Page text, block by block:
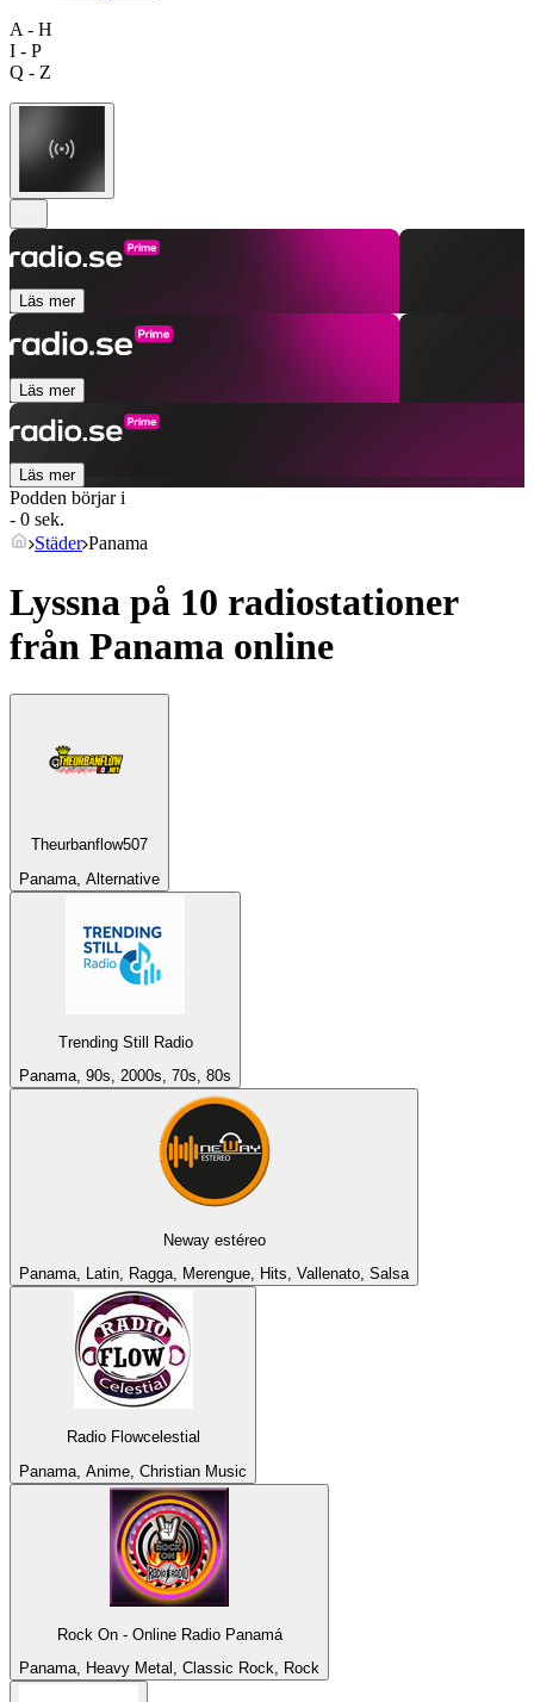
A - H
I - P
Q - Z
Läs mer
Läs mer
Läs mer
Podden börjar i
- 0 sek.
Städer Panama
Lyssna på 10 radiostationer
från Panama online
Theurbanflow507
Panama, Alternative
Trending Still Radio
Panama, 90s, 2000s, 70s, 80s
Neway estéreo
Panama, Latin, Ragga, Merengue, Hits, Vallenato, Salsa
Radio Flowcelestial
Panama, Anime, Christian Music
Rock On - Online Radio Panamá
Panama, Heavy Metal, Classic Rock, Rock